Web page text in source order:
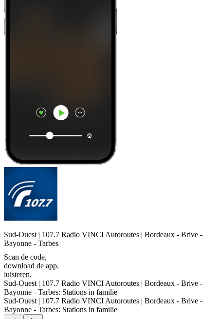
Sud-Ouest | 107.7 Radio VINCI Autoroutes | Bordeaux - Brive -
Bayonne - Tarbes
Scan de code,
download de app,
luisteren.
Sud-Ouest | 107.7 Radio VINCI Autoroutes | Bordeaux - Brive -
Bayonne - Tarbes: Stations in familie
Sud-Ouest | 107.7 Radio VINCI Autoroutes | Bordeaux - Brive -
Bayonne - Tarbes: Stations in familie